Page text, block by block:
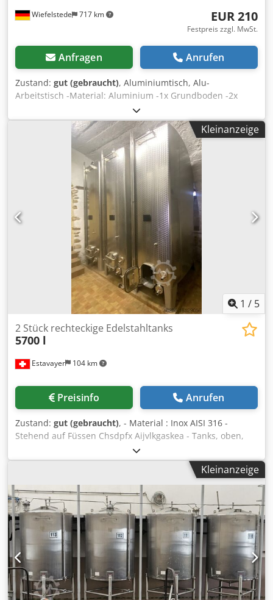
Wiefelstede 717 km EUR 210
Festpreis zzgl. MwSt.
Anfragen Anrufen
Zustand: gut (gebraucht), Aluminiumtisch, Alu-
Arbeitstisch -Material: Aluminium -1x Grundboden -2x
Kunststoff Arbeitsplatten -Abmessungen: 1210/2010/H800
mm -Gewicht: 70 kg Chodpfx Asb Rgyqsikoa
Kleinanzeige
1 / 5
Estavayer 104 km
2 Stück rechteckige Edelstahltanks
5700 l
Preisinfo Anrufen
Zustand: gut (gebraucht), - Material : Inox AISI 316 -
Stehend auf Füssen Chsdpfx Aijvlkgaskea - Tanks, oben,
am Keller-Rundgewölbe angepasst Abmessungen : - Breite
: ca. 1150 mm - Tiefe : ca. 1800 mm - Gesamt - Höhe,
hinten : 2500 mm - Gesamt - Höhe, vorne: 3650mm (inkl.
Dom) - Bodenfreiheit : 340 mm Ausstattung: - Rechteckiges
Mannloch 320 x 420 mm - Restablauf: Tankschieberklappe
DN 40 , Friedrich Nr. 2 - Klarablauf : Tankschieberklappe
DN 40 , Friedrich Nr. 2 - Kosthahn - Standanzeige - Dom
NW 200
Kleinanzeige